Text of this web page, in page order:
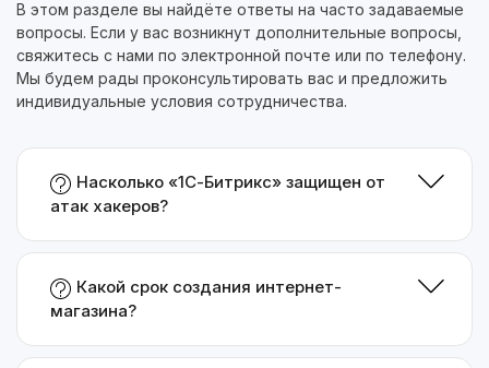
В этом разделе вы найдёте ответы на часто задаваемые
вопросы. Если у вас возникнут дополнительные вопросы,
свяжитесь с нами по электронной почте или по телефону.
Мы будем рады проконсультировать вас и предложить
индивидуальные условия сотрудничества.
Насколько «1С-Битрикс» защищен от
атак хакеров?
Какой срок создания интернет-
магазина?